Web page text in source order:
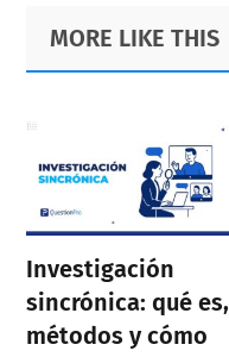
Primary
Sidebar
Footer
MORE LIKE THIS
Investigación
sincrónica: qué es,
métodos y cómo